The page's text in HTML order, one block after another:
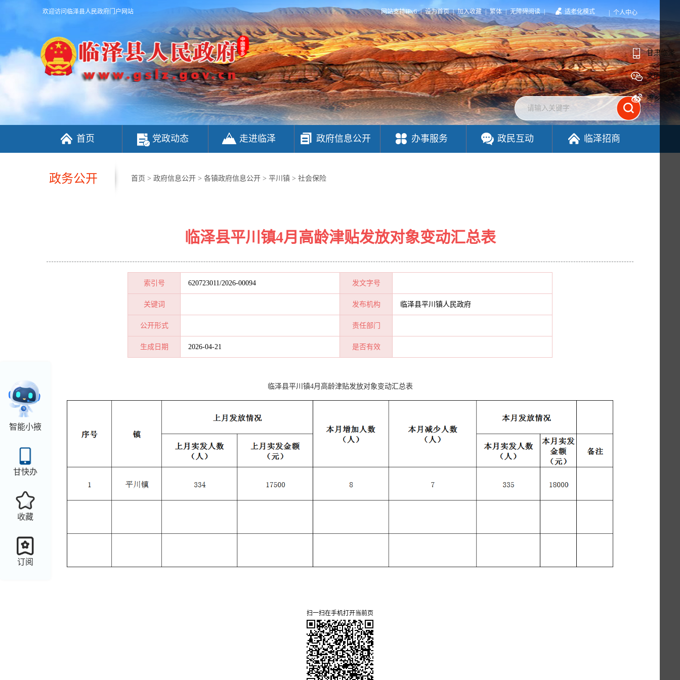
欢迎访问临泽县人民政府门户网站 网站支持IPv6 | 设为首页 | 加入收藏 | 繁体 | 无障碍阅读 | 适老化模式 个人中心
首页 党政动态 走进临泽 政府信息公开 办事服务 政民互动 临泽招商
智能小掖
甘快办
收藏
订阅
政务公开 首页 > 政府信息公开 > 各镇政府信息公开 > 平川镇 > 社会保险
临泽县平川镇4月高龄津贴发放对象变动汇总表
索引号 620723011/2026-00094 发文字号
关键词 发布机构 临泽县平川镇人民政府
公开形式 责任部门
生成日期 2026-04-21 是否有效
临泽县平川镇4月高龄津贴发放对象变动汇总表
扫一扫在手机打开当前页
甘肃临泽
文明临泽
枣乡临泽